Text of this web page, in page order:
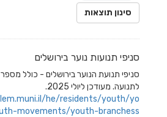
סינון תוצאות
סניפי תנועות נוער בירושלים
סניפי תנועת הנוער בירושלים - כולל מספר
לתנועה. מעודכן ליולי 2025.
he/residents/youth/yo
movements/youth-branchess/